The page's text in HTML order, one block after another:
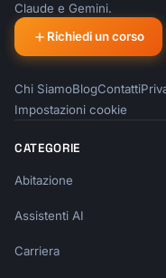
Claude e Gemini.
Richiedi un corso
Chi SiamoBlogContatti
Impostazioni cookie
CATEGORIE
Abitazione
Assistenti AI
Carriera